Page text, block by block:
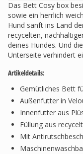
Das Bett Cosy box
sowie ein herrlich
Hund sanft ins Land
recycelten,
deines Hundes. Und
Unterseite verhindert
Artikeldetails:
Gemütliches Bett
Außenfutter in
Innenfutter aus
Füllung aus
Mit